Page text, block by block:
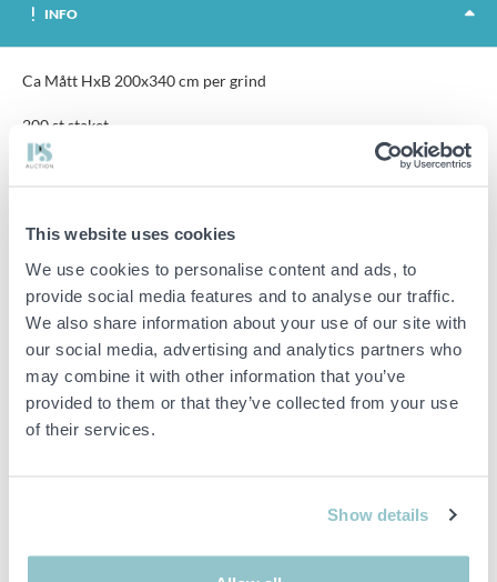
This website uses cookies
We use cookies to personalise content and ads, to
provide social media features and to analyse our traffic.
We also share information about your use of our site with
our social media, advertising and analytics partners who
may combine it with other information that you’ve
provided to them or that they’ve collected from your use
of their services.
Show details
INFO
Ca Mått HxB 200x340 cm per grind
200 st staket
100 st- fötter 19 kg tunga
Viktig info
Buden är bindande och serviceavgiften debiteras på alla
objekt. Eventuella avvikelser från likvärdiga begagnade varor
beskrivs under sektionen Anmärkningar i beskrivningen på
objektet och därmed ansvarar inte PS för avvikelsen.
OBS! Eventuell pall och palltillbehör som syns på bilden